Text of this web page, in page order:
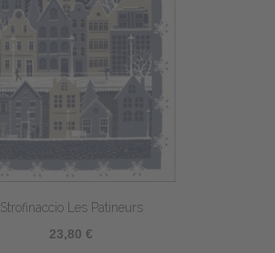
Strofinaccio Les Patineurs
23,80 €